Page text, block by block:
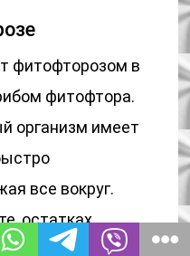
фитофторозом в
фитофтора.
организм имеет
все вокруг.
остатках
Именно